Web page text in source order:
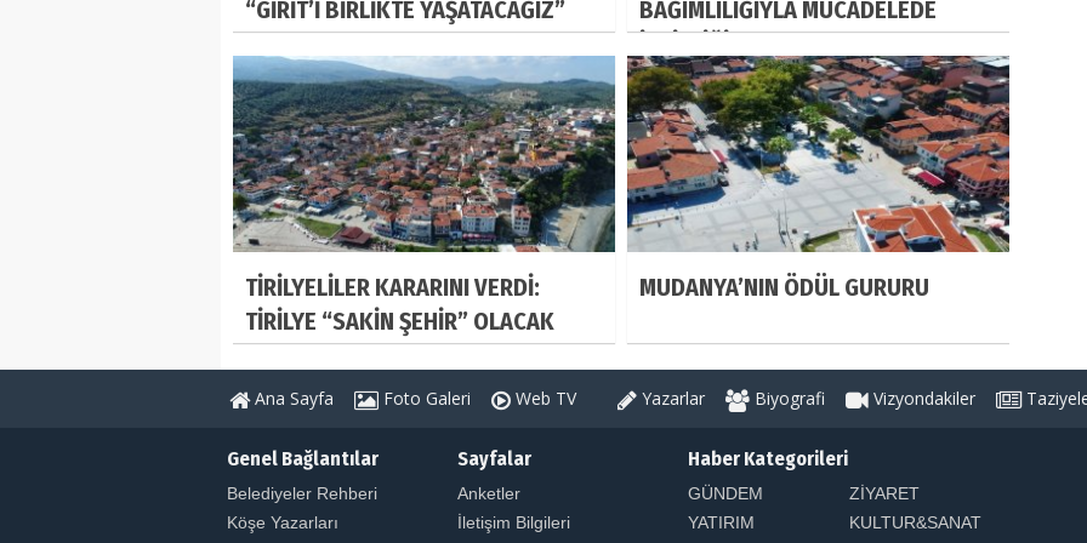
“GİRİT’İ BİRLİKTE YAŞATACAĞIZ”
BAĞIMLILIĞIYLA MÜCADELEDE
TİRİLYELİLER KARARINI VERDİ:
TİRİLYE “SAKİN ŞEHİR” OLACAK
MUDANYA’NIN ÖDÜL GURURU
Ana Sayfa Foto Galeri Web TV Yazarlar Biyografi Vizyondakiler
Genel Bağlantılar
Belediyeler Rehberi
Köşe Yazarları
Sayfalar
Anketler
İletişim Bilgileri
Haber Kategorileri
GÜNDEM
ZİYARET
YATIRIM
KULTUR&SANAT